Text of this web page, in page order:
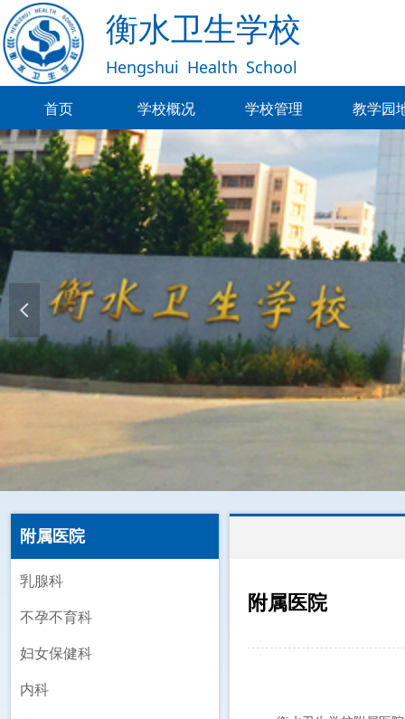
衡水卫生学校
Hengshui Health School
首页
首页
学校概况
学校概况
学校管理 教学园
附属医院
넳
附属医院
乳腺科
不孕不育科
妇女保健科
内科